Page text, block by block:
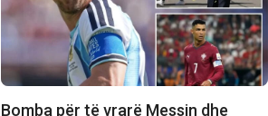
Bomba për të vrarë Messin dhe